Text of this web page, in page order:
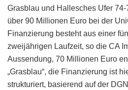
Grasblau und Hallesches Ufer
über 90 Millionen Euro bei der
Finanzierung besteht aus einer
zweijährigen Laufzeit, so die CA
Aussendung, 70 Millionen Euro
„Grasblau“, die Finanzierung ist
strukturiert, basierend auf der